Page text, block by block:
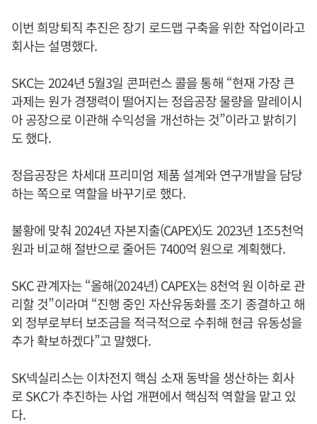
이번 희망퇴직 추진은 장기 로드맵 구축을 위한 작업이라고
회사는 설명했다.
SKC는 2024년 5월3일 콘퍼런스 콜을 통해 “현재 가장 큰
과제는 원가 경쟁력이 떨어지는 정읍공장 물량을 말레이시
아 공장으로 이관해 수익성을 개선하는 것”이라고 밝히기
도 했다.
정읍공장은 차세대 프리미엄 제품 설계와 연구개발을 담당
하는 쪽으로 역할을 바꾸기로 했다.
불황에 맞춰 2024년 자본지출(CAPEX)도 2023년 1조5천억
원과 비교해 절반으로 줄어든 7400억 원으로 계획했다.
SKC 관계자는 “올해(2024년) CAPEX는 8천억 원 이하로 관
리할 것”이라며 “진행 중인 자산유동화를 조기 종결하고 해
외 정부로부터 보조금을 적극적으로 수취해 현금 유동성을
추가 확보하겠다”고 말했다.
SK넥실리스는 이차전지 핵심 소재 동박을 생산하는 회사
로 SKC가 추진하는 사업 개편에서 핵심적 역할을 맡고 있
다.